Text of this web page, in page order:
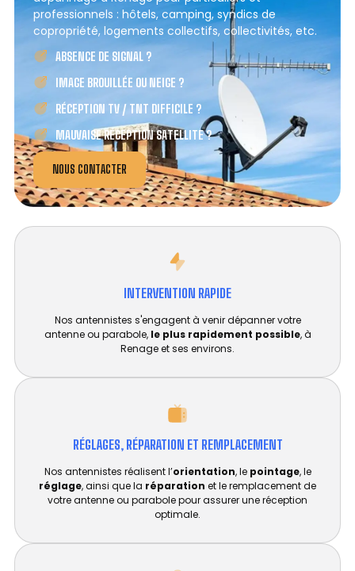
professionnels : hôtels, camping, syndics de
copropriété, logements collectifs, collectivités, etc.
ABSENCE DE SIGNAL ?
IMAGE BROUILLÉE OU NEIGE ?
RÉCEPTION TV / TNT DIFFICILE ?
MAUVAISE RÉCEPTION SATELLITE ?
NOUS CONTACTER
INTERVENTION RAPIDE
Nos antennistes s'engagent à venir dépanner votre
antenne ou parabole, le plus rapidement possible, à
Renage et ses environs.
RÉGLAGES, RÉPARATION ET REMPLACEMENT​
Nos antennistes réalisent l’orientation, le pointage, le
réglage, ainsi que la réparation et le remplacement de
votre antenne ou parabole pour assurer une réception
optimale.